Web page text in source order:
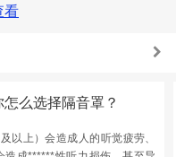
技人才，并能和国内数家设
，以“品质过硬”、“信誉过
考察，就像那碧波万顷的太
的光临。
看
么选择隔音罩？
以上）会造成人的听觉疲劳、